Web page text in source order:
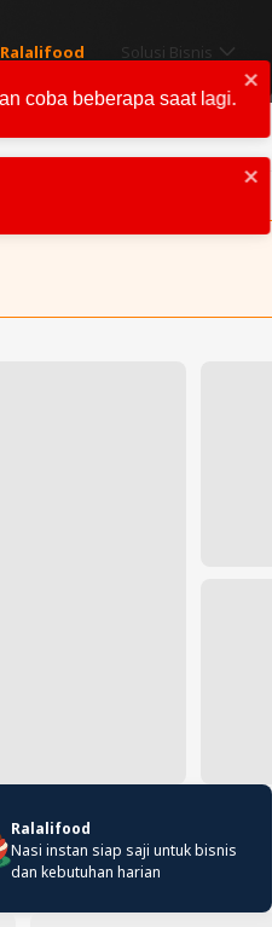
Ralalifood Solusi Bisnis
Ralalifood
Nasi instan siap saji untuk bisnis
dan kebutuhan harian